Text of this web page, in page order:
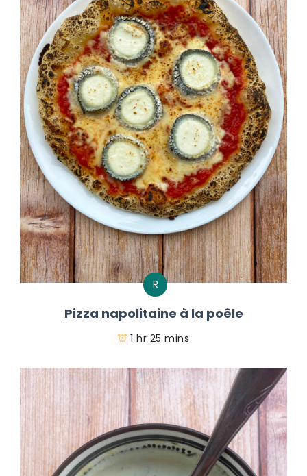
R
Pizza napolitaine à la poêle
1 hr 25 mins